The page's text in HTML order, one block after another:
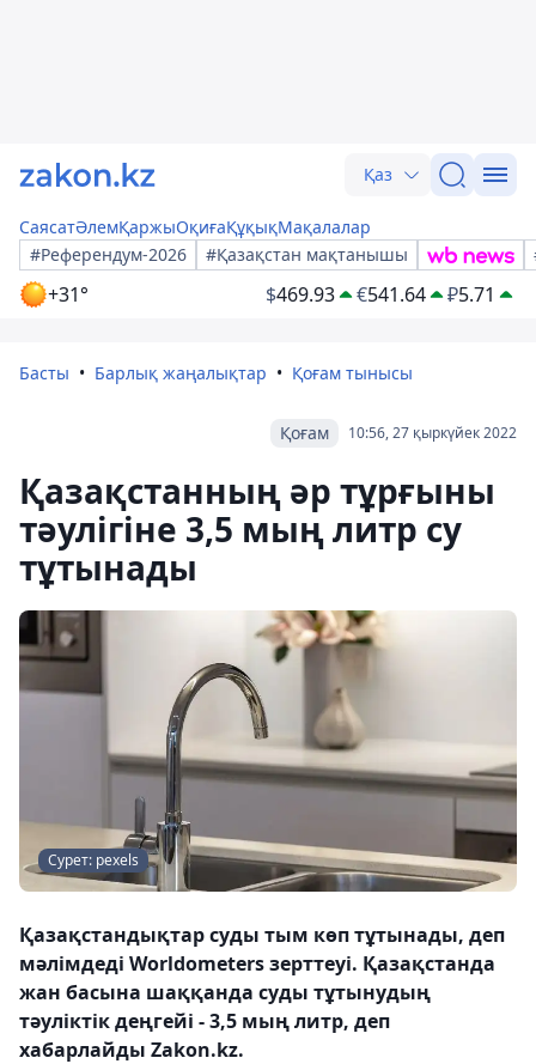
Қаз
СаясатӘлемҚаржыОқиғаҚұқықМақалалар
#Референдум-2026
#Қазақстан мақтанышы
+31° $469.93 €541.64 ₽5.71
Басты Барлық жаңалықтар Қоғам тынысы
10:56, 27 қыркүйек 2022
Қоғам
Қазақстанның әр тұрғыны
тәулігіне 3,5 мың литр су
тұтынады
Сурет: pexels
Қазақстандықтар суды тым көп тұтынады, деп
мәлімдеді Worldometers зерттеуі. Қазақстанда
жан басына шаққанда суды тұтынудың
тәуліктік деңгейі - 3,5 мың литр, деп
хабарлайды Zakon.kz.